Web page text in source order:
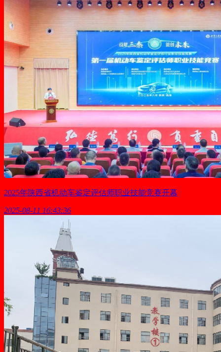
2025年陕西省机动车鉴定评估师职业技能竞赛开幕
2025-08-11 16:43:36